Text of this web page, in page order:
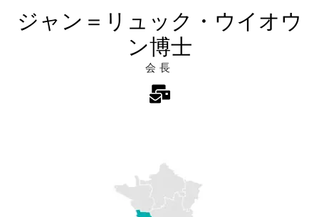
ジャン＝リュック・ウイオウ
ン博士
会長